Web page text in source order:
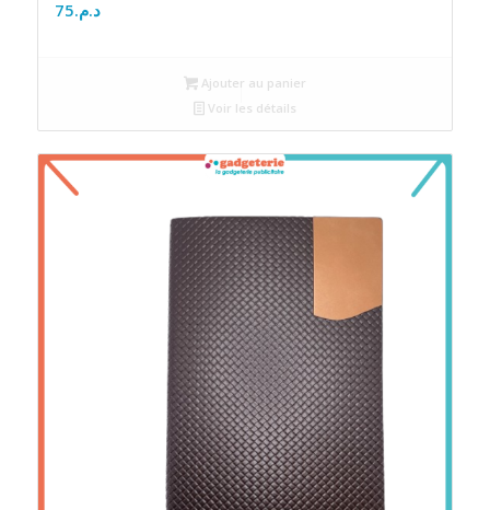
د.م.75
Ajouter au panier
Voir les détails